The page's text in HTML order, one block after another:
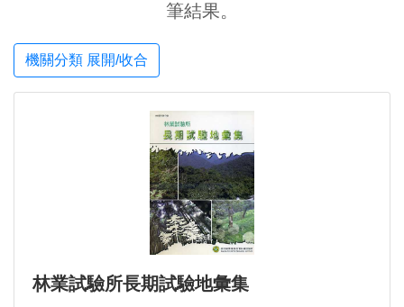
筆結果。
機關分類 展開/收合
林業試驗所長期試驗地彙集